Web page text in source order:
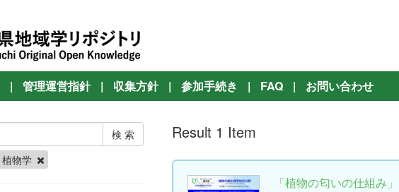
| 管理運営指針 | 収集方針 | 参加手続き | FAQ | お問い合わせ
植物学
Result 1 Item
「植物の匂いの仕組み」